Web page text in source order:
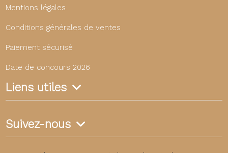
Mentions légales
Conditions générales de ventes
Paiement sécurisé
Date de concours 2026
Liens utiles
Suivez-nous